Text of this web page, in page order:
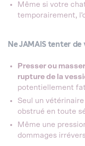
Même si votre
temporairement,
Ne JAMAIS tenter
Presser ou
rupture de la
potentiellement
Seul un
obstrué en toute
Même une
dommages